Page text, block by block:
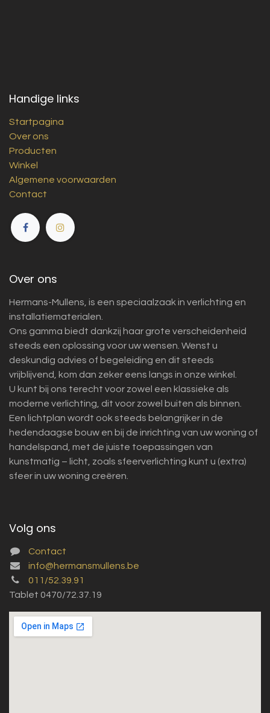
Handige links
Startpagina
Over ons
Producten
Winkel
Algemene voorwaarden
Contact
Over ons
Hermans-Mullens, is een speciaalzaak in verlichting en
installatiematerialen.
Ons gamma biedt dankzij haar grote verscheidenheid
steeds een oplossing voor uw wensen. Wenst u
deskundig advies of begeleiding en dit steeds
vrijblijvend, kom dan zeker eens langs in onze winkel.
U kunt bij ons terecht voor zowel een klassieke als
moderne verlichting, dit voor zowel buiten als binnen.
Een lichtplan wordt ook steeds belangrijker in de
hedendaagse bouw en bij de inrichting van uw woning of
handelspand, met de juiste toepassingen van
kunstmatig – licht, zoals sfeerverlichting kunt u (extra)
sfeer in uw woning creëren.
Volg ons
Contact
info@hermansmullens.be
011/52.39.91
Tablet 0470/72.37.19